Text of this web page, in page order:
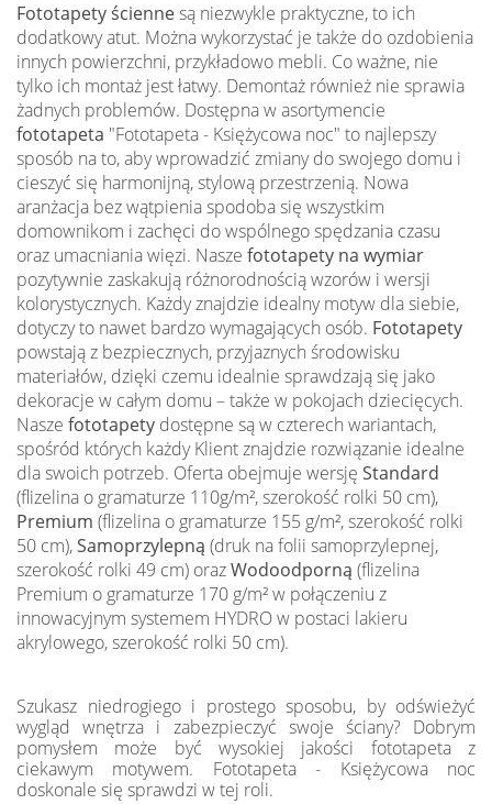
Fototapety ściennesą niezwykle praktyczne, to ich
dodatkowy atut. Można wykorzystać je także do ozdobienia
innych powierzchni, przykładowo mebli. Co ważne, nie
tylko ich montaż jest łatwy. Demontaż również nie sprawia
żadnych problemów. Dostępna w asortymencie
fototapeta "Fototapeta - Księżycowa noc" to najlepszy
sposób na to, aby wprowadzić zmiany do swojego domu i
cieszyć się harmonijną, stylową przestrzenią. Nowa
aranżacja bez wątpienia spodoba się wszystkim
domownikom i zachęci do wspólnego spędzania czasu
oraz umacniania więzi. Nasze fototapety na wymiar
pozytywnie zaskakują różnorodnością wzorów i wersji
kolorystycznych. Każdy znajdzie idealny motyw dla siebie,
dotyczy to nawet bardzo wymagających osób. Fototapety
powstają z bezpiecznych, przyjaznych środowisku
materiałów, dzięki czemu idealnie sprawdzają się jako
dekoracje w całym domu – także w pokojach dziecięcych.
Nasze fototapety dostępne są w czterech wariantach,
spośród których każdy Klient znajdzie rozwiązanie idealne
dla swoich potrzeb. Oferta obejmuje wersję Standard
(flizelina o gramaturze 110g/m², szerokość rolki 50 cm),
Premium (flizelina o gramaturze 155 g/m², szerokość rolki
50 cm),Samoprzylepną (druk na folii samoprzylepnej,
szerokość rolki 49 cm) orazWodoodporną (flizelina
Premium o gramaturze 170 g/m² w połączeniu z
innowacyjnym systemem HYDRO w postaci lakieru
akrylowego, szerokość rolki 50 cm).
Szukasz niedrogiego i prostego sposobu, by odświeżyć
wygląd wnętrza i zabezpieczyć swoje ściany? Dobrym
pomysłem może być wysokiej jakości fototapeta z
ciekawym motywem. Fototapeta - Księżycowa noc
doskonale się sprawdzi w tej roli.